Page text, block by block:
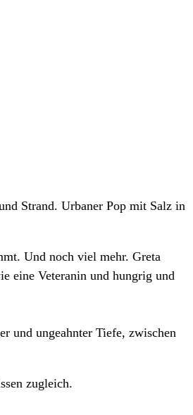
Strand. Urbaner Pop mit Salz in
Und noch viel mehr. Greta
eine Veteranin und hungrig und
und ungeahnter Tiefe, zwischen
zugleich.